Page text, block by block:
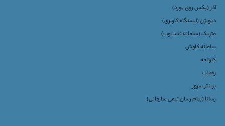
آذر (پکس روی بورد)
دیویژن (ایستگاه کاربری)
متریک (سامانه تحت وب)
سامانه کاوش
کارنامه
رهیاب
پرینتر سرور
رسانا (پیام رسان تیمی سازمانی)